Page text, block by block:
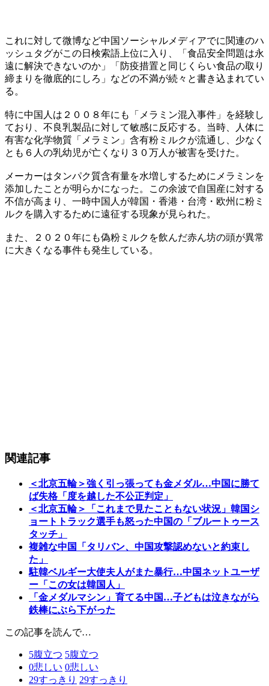
これに対して微博など中国ソーシャルメディアでに関連のハ
ッシュタグがこの日検索語上位に入り、「食品安全問題は永
遠に解決できないのか」「防疫措置と同じくらい食品の取り
締まりを徹底的にしろ」などの不満が続々と書き込まれてい
る。
特に中国人は２００８年にも「メラミン混入事件」を経験し
ており、不良乳製品に対して敏感に反応する。当時、人体に
有害な化学物質「メラミン」含有粉ミルクが流通し、少なく
とも６人の乳幼児が亡くなり３０万人が被害を受けた。
メーカーはタンパク質含有量を水増しするためにメラミンを
添加したことが明らかになった。この余波で自国産に対する
不信が高まり、一時中国人が韓国・香港・台湾・欧州に粉ミ
ルクを購入するために遠征する現象が見られた。
また、２０２０年にも偽粉ミルクを飲んだ赤ん坊の頭が異常
に大きくなる事件も発生している。
関連記事
＜北京五輪＞強く引っ張っても金メダル…中国に勝て
ば失格「度を越した不公正判定」
＜北京五輪＞「これまで見たこともない状況」韓国シ
ョートトラック選手も怒った中国の「ブルートゥース
タッチ」
複雑な中国「タリバン、中国攻撃認めないと約束し
た」
駐韓ベルギー大使夫人がまた暴行…中国ネットユーザ
ー「この女は韓国人」
「金メダルマシン」育てる中国…子どもは泣きながら
鉄棒にぶら下がった
この記事を読んで…
5腹立つ 5腹立つ
0悲しい 0悲しい
29すっきり 29すっきり